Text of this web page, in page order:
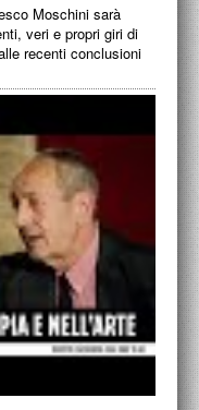
Moschini sarà
veri e propri giri di
recenti conclusioni